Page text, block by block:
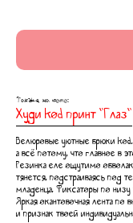
Также на фото:
Худи kod принт “Глаз“
Велюровые уютные брюки
а всё потому, что главное в
Резинка еле ощутимо
тянется, подстраиваясь под
младенца. Фиксаторы по
Яркая окантовочная лента по
и признак твоей